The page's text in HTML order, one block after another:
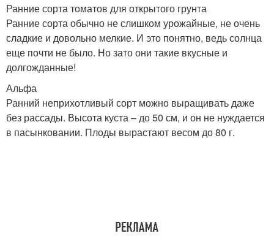
Ранние сорта томатов для открытого грунта
Ранние сорта обычно не слишком урожайные, не очень
сладкие и довольно мелкие. И это понятно, ведь солнца
еще почти не было. Но зато они такие вкусные и
долгожданные!
Альфа
Ранний неприхотливый сорт можно выращивать даже
без рассады. Высота куста – до 50 см, и он не нуждается
в пасынковании. Плоды вырастают весом до 80 г.